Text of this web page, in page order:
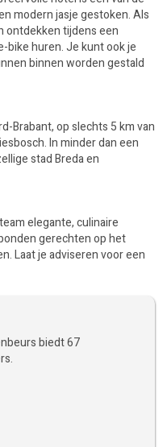
modern jasje gestoken. Als
ontdekken tijdens een
bike huren. Je kunt ook je
binnen worden gestald
Brabant, op slechts 5 km van
In minder dan een
stad Breda en
elegante, culinaire
gerechten op het
Laat je adviseren voor een
biedt 67